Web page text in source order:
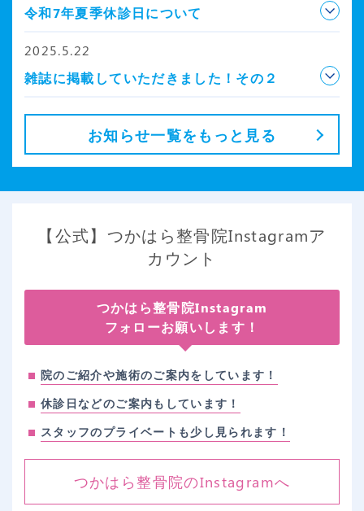
令和7年夏季休診日について
2025.5.22
雑誌に掲載していただきました！その２
お知らせ一覧をもっと見る
【公式】つかはら整骨院Instagramア
カウント
つかはら整骨院Instagram
フォローお願いします！
院のご紹介や施術のご案内をしています！
休診日などのご案内もしています！
スタッフのプライベートも少し見られます！
つかはら整骨院のInstagramへ